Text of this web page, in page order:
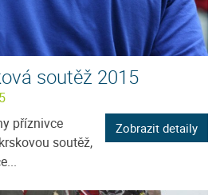
soutěž 2015
příznivce
soutěž,
Zobrazit detaily